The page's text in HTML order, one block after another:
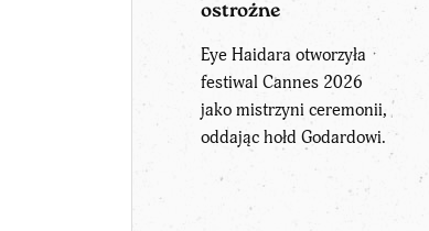
ostrożne
Eye Haidara otworzyła
festiwal Cannes 2026
jako mistrzyni ceremonii,
oddając hołd Godardowi.